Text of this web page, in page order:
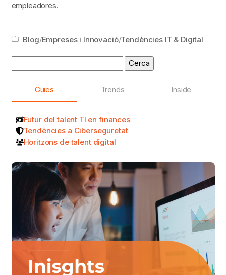
empleadores.
Blog/Empreses i Innovació/Tendències IT & Digital
Guies Trends Inside
Futur del talent TI en finances
Tendències a Ciberseguretat
Horitzons de talent digital